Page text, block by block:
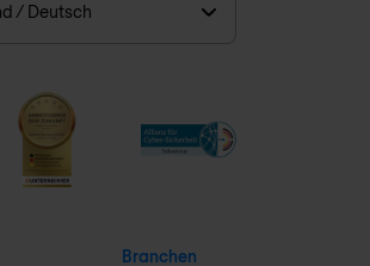
/ Deutsch
Branchen